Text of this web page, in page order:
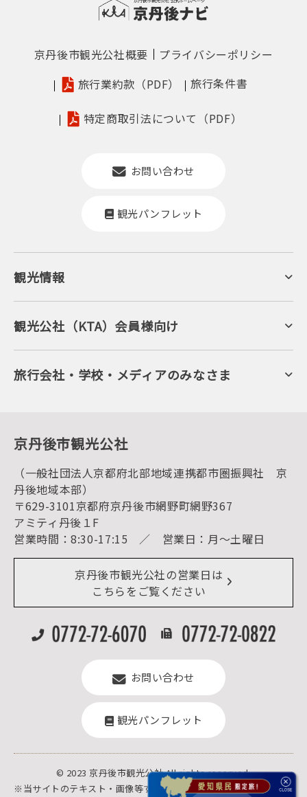
京丹後市観光公社概要
プライバシーポリシー
旅行業約款（PDF）
旅行条件書
特定商取引法について（PDF）
お問い合わせ
観光パンフレット
観光情報
京丹後について
ジオパークの絶景
キャンプ・グランピング
自然景観
旬の食
フルーツ
美術館・資料館
観光
海水浴
キャンプ
お宿探し
宿泊・日帰り予約（空室検索）
予約照会・予約キャンセル
宿泊施設一覧（お宿比較ページ）
アクセス
お知らせ
イベント情報
デジタル観光パンフレット
リアルタイム道路情報
よくある質問
観光公社（KTA）会員様向け
KTA会員コミュニティ
会員向けサービス
KTAニュースレター
会員加入・会員情報（会員規程）
旅行会社・学校・メディアのみなさま
プレスリリース
京丹後市観光公社
（一般社団法人京都府北部地域連携都市圏振興社 京
丹後地域本部）
〒629-3101京都府京丹後市網野町網野367
アミティ丹後１F
営業時間：8:30-17:15 ／ 営業日：月～土曜日
京丹後市観光公社の営業日は
こちらをご覧ください
お問い合わせ
観光パンフレット
© 2023 京丹後市観光公社.All rights reserved.
※当サイトのテキスト・画像等すべての転載転用、商用販売を固く